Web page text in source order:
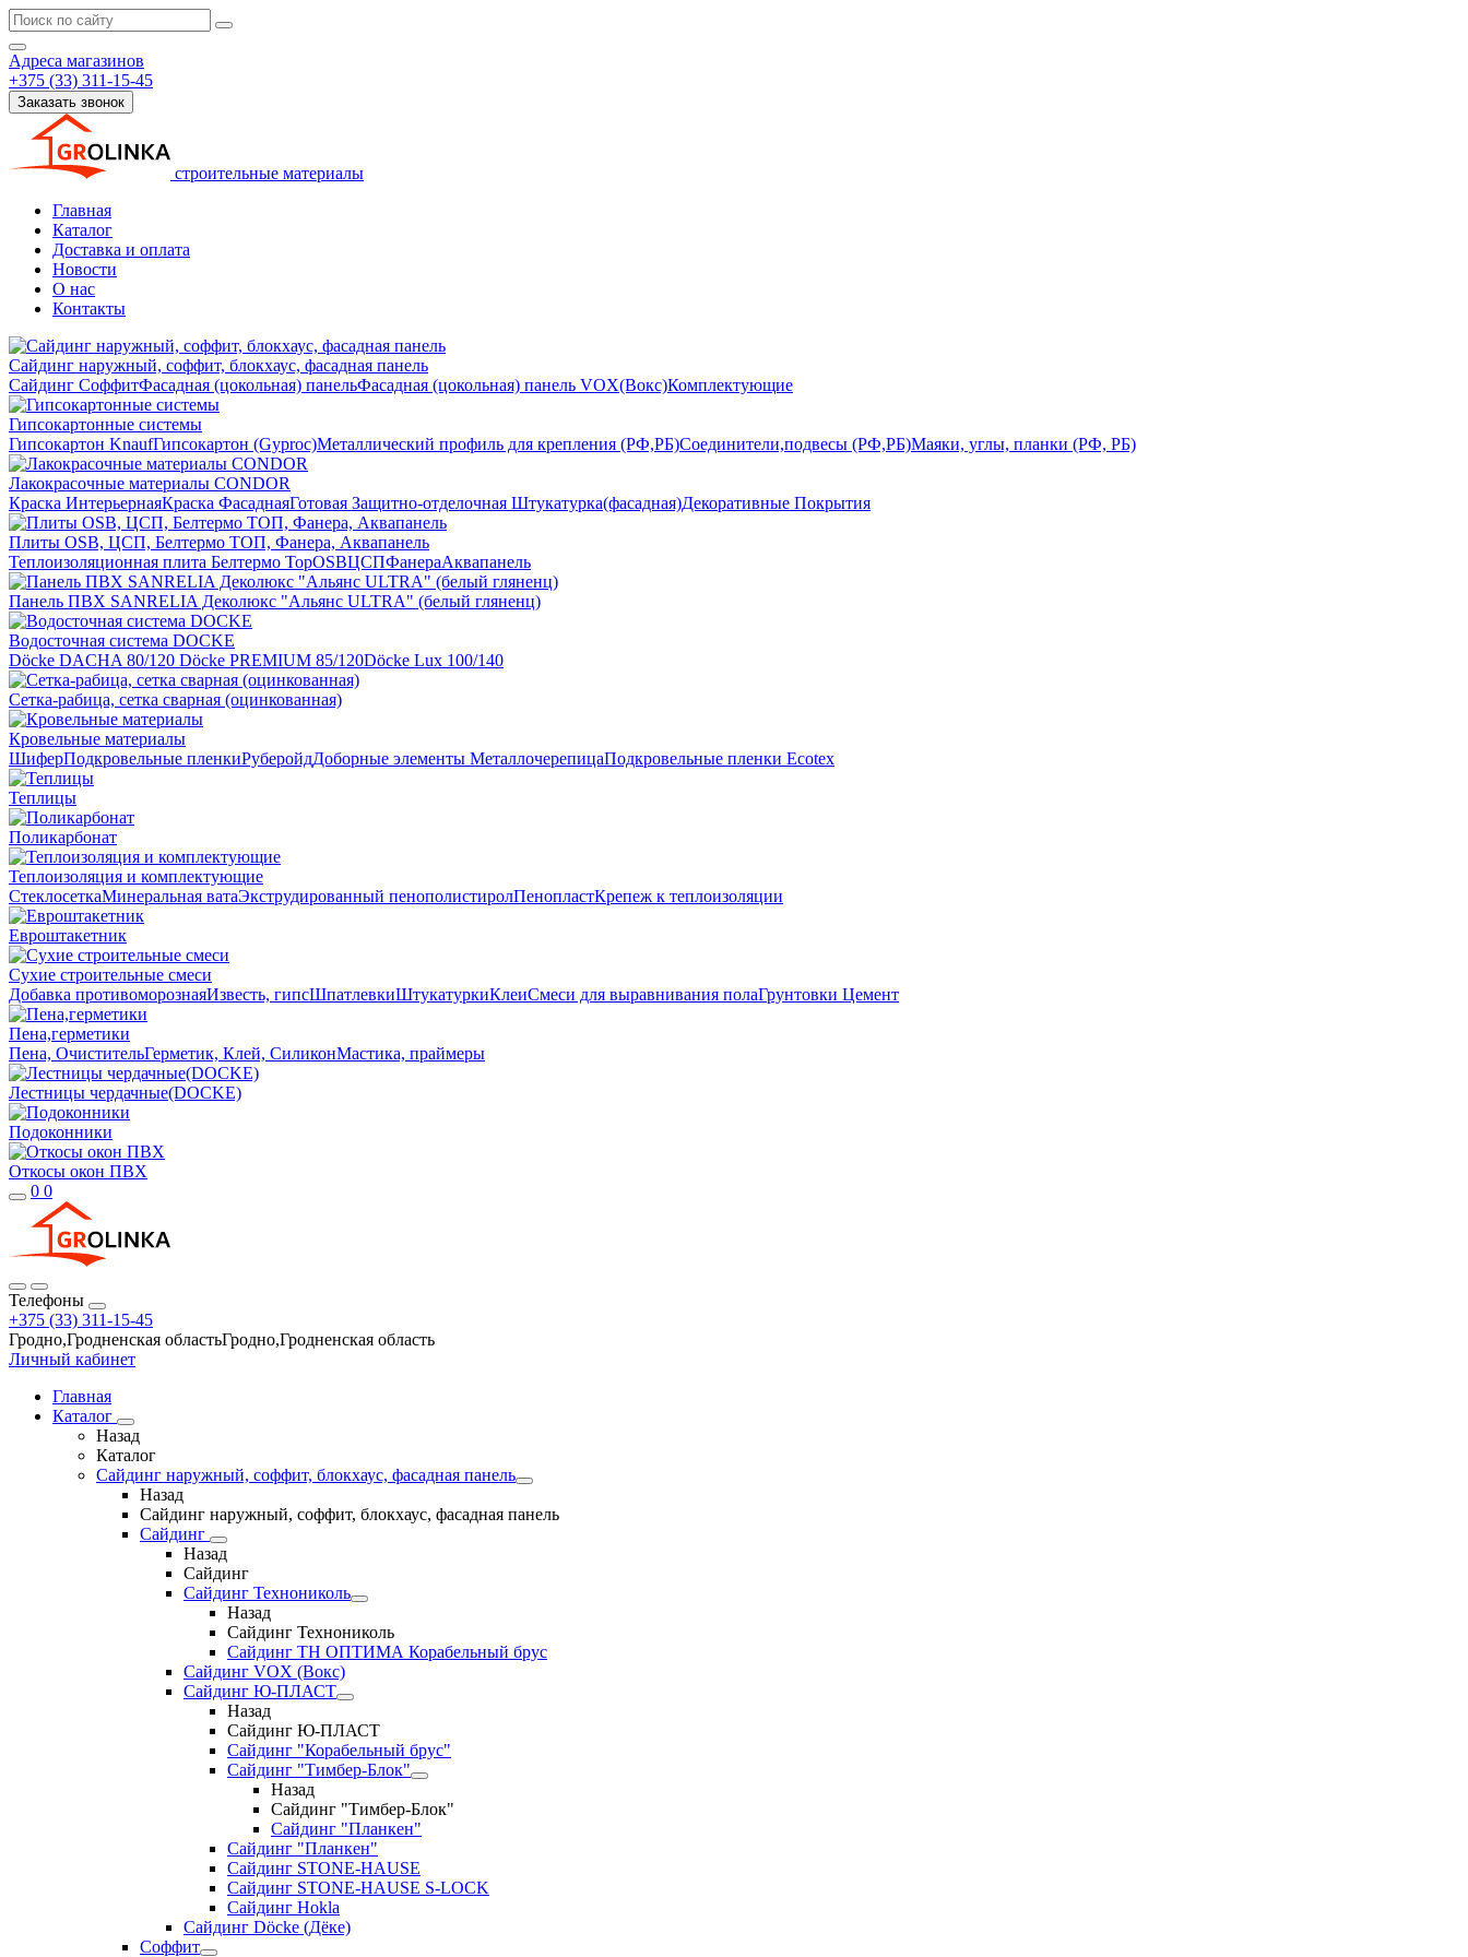
Адреса магазинов
+375 (33) 311-15-45
Заказать звонок
строительные материалы
Главная
Каталог
Доставка и оплата
Новости
О нас
Контакты
Сайдинг наружный, соффит, блокхаус, фасадная панель
Сайдинг СоффитФасадная (цокольная) панельФасадная (цокольная) панель VOX(Вокс)Комплектующие
Гипсокартонные системы
Гипсокартон KnaufГипсокартон (Gyproc)Металлический профиль для крепления (РФ,РБ)Соединители,подвесы (РФ,РБ)Маяки, углы, планки (РФ, РБ)
Лакокрасочные материалы CONDOR
Краска ИнтерьернаяКраска ФасаднаяГотовая Защитно-отделочная Штукатурка(фасадная)Декоративные Покрытия
Плиты OSB, ЦСП, Белтермо ТОП, Фанера, Аквапанель
Теплоизоляционная плита Белтермо TopOSBЦСПФанераАквапанель
Панель ПВХ SANRELIA Деколюкс "Альянс ULTRA" (белый гляненц)
Водосточная система DOCKE
Döсkе DACHA 80/120 Döcke PREMIUM 85/120Döсkе Luх 100/140
Сетка-рабица, сетка сварная (оцинкованная)
Кровельные материалы
ШиферПодкровельные пленкиРуберойдДоборные элементы МеталлочерепицаПодкровельные пленки Ecotex
Теплицы
Поликарбонат
Теплоизоляция и комплектующие
СтеклосеткаМинеральная ватаЭкструдированный пенополистиролПенопластКрепеж к теплоизоляции
Евроштакетник
Сухие строительные смеси
Добавка противоморознаяИзвесть, гипсШпатлевкиШтукатуркиКлеиСмеси для выравнивания полаГрунтовки Цемент
Пена,герметики
Пена, ОчистительГерметик, Клей, СиликонМастика, праймеры
Лестницы чердачные(DOCKE)
Подоконники
Откосы окон ПВХ
0 0
Телефоны
+375 (33) 311-15-45
Гродно,Гродненская областьГродно,Гродненская область
Личный кабинет
Главная
Каталог
Назад
Каталог
Сайдинг наружный, соффит, блокхаус, фасадная панель
Назад
Сайдинг наружный, соффит, блокхаус, фасадная панель
Сайдинг
Назад
Сайдинг
Сайдинг Технониколь
Назад
Сайдинг Технониколь
Сайдинг ТН ОПТИМА Корабельный брус
Сайдинг VOX (Вокс)
Сайдинг Ю-ПЛАСТ
Назад
Сайдинг Ю-ПЛАСТ
Сайдинг "Корабельный брус"
Сайдинг "Тимбер-Блок"
Назад
Сайдинг "Тимбер-Блок"
Сайдинг "Планкен"
Сайдинг "Планкен"
Сайдинг STONE-HAUSE
Сайдинг STONE-HAUSE S-LOCK
Сайдинг Hokla
Сайдинг Döcke (Дёке)
Соффит